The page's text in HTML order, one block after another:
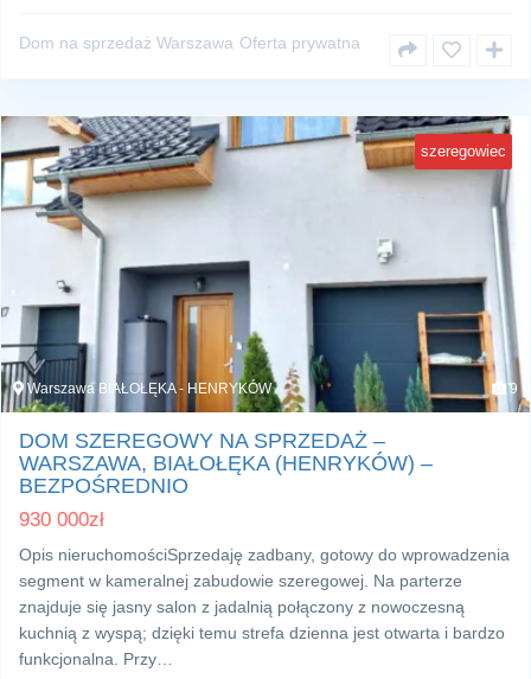
Dom na sprzedaż Warszawa Oferta prywatna
szeregowiec
Warszawa BIAŁOŁĘKA - HENRYKÓW 9
DOM SZEREGOWY NA SPRZEDAŻ –
WARSZAWA, BIAŁOŁĘKA (HENRYKÓW) –
BEZPOŚREDNIO
930 000zł
Opis nieruchomościSprzedaję zadbany, gotowy do wprowadzenia
segment w kameralnej zabudowie szeregowej. Na parterze
znajduje się jasny salon z jadalnią połączony z nowoczesną
kuchnią z wyspą; dzięki temu strefa dzienna jest otwarta i bardzo
funkcjonalna. Przy…